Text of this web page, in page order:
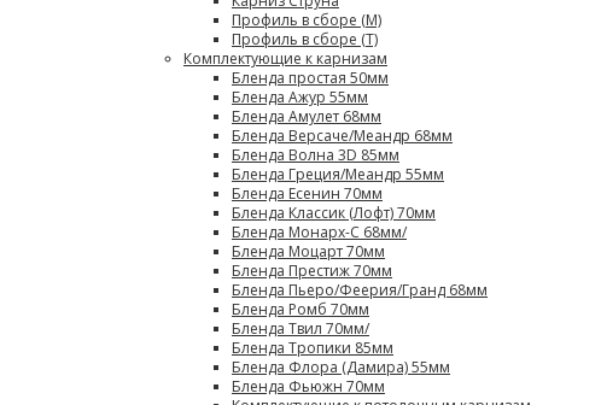
Профиль в сборе (М)
Профиль в сборе (Т)
Комплектующие к карнизам
Бленда простая 50мм
Бленда Ажур 55мм
Бленда Амулет 68мм
Бленда Версаче/Меандр 68мм
Бленда Волна 3D 85мм
Бленда Греция/Меандр 55мм
Бленда Есенин 70мм
Бленда Классик (Лофт) 70мм
Бленда Монарх-С 68мм/
Бленда Моцарт 70мм
Бленда Престиж 70мм
Бленда Пьеро/Феерия/Гранд 68мм
Бленда Ромб 70мм
Бленда Твил 70мм/
Бленда Тропики 85мм
Бленда Флора (Дамира) 55мм
Бленда Фьюжн 70мм